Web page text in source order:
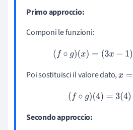
Primo approccio:
Componi le funzioni:
(f∘ g)( x)=(3 x− 1)+
Poi sostituisci il valore dato,x= 4
(f∘g) 4)=3(4)+
Secondo approccio: